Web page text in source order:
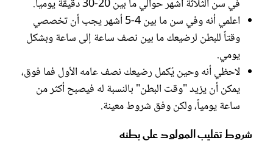
في سن الثلاثة أشهر حوالي ما بين 20-30 دقيقة يومياً.
اعلمي أنه وفي سن ما بين 4-5 أشهر يجب أن تخصصي
وقتاً للبطن لرضيعك ما بين نصف ساعة إلى ساعة وبشكل
يومي.
لاحظي أنه وحين يُكمل رضيعك نصف عامه الأول فما فوق،
يمكن أن يزيد "وقت البطن" بالنسبة له فيصبح أكثر من
ساعة يومياً، ولكن وفق شروط معينة.
شروط تقليب المولود على بطنه